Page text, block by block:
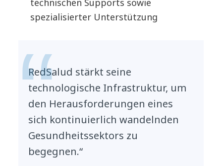
spezialisierter Unterstützung
RedSalud stärkt seine
technologische Infrastruktur, um
den Herausforderungen eines
sich kontinuierlich wandelnden
Gesundheitssektors zu
begegnen.“